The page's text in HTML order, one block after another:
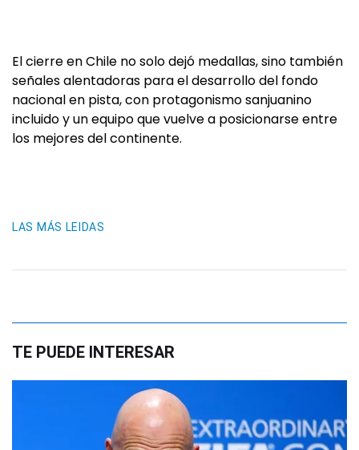
El cierre en Chile no solo dejó medallas, sino también
señales alentadoras para el desarrollo del fondo
nacional en pista, con protagonismo sanjuanino
incluido y un equipo que vuelve a posicionarse entre
los mejores del continente.
LAS MÁS LEIDAS
TE PUEDE INTERESAR